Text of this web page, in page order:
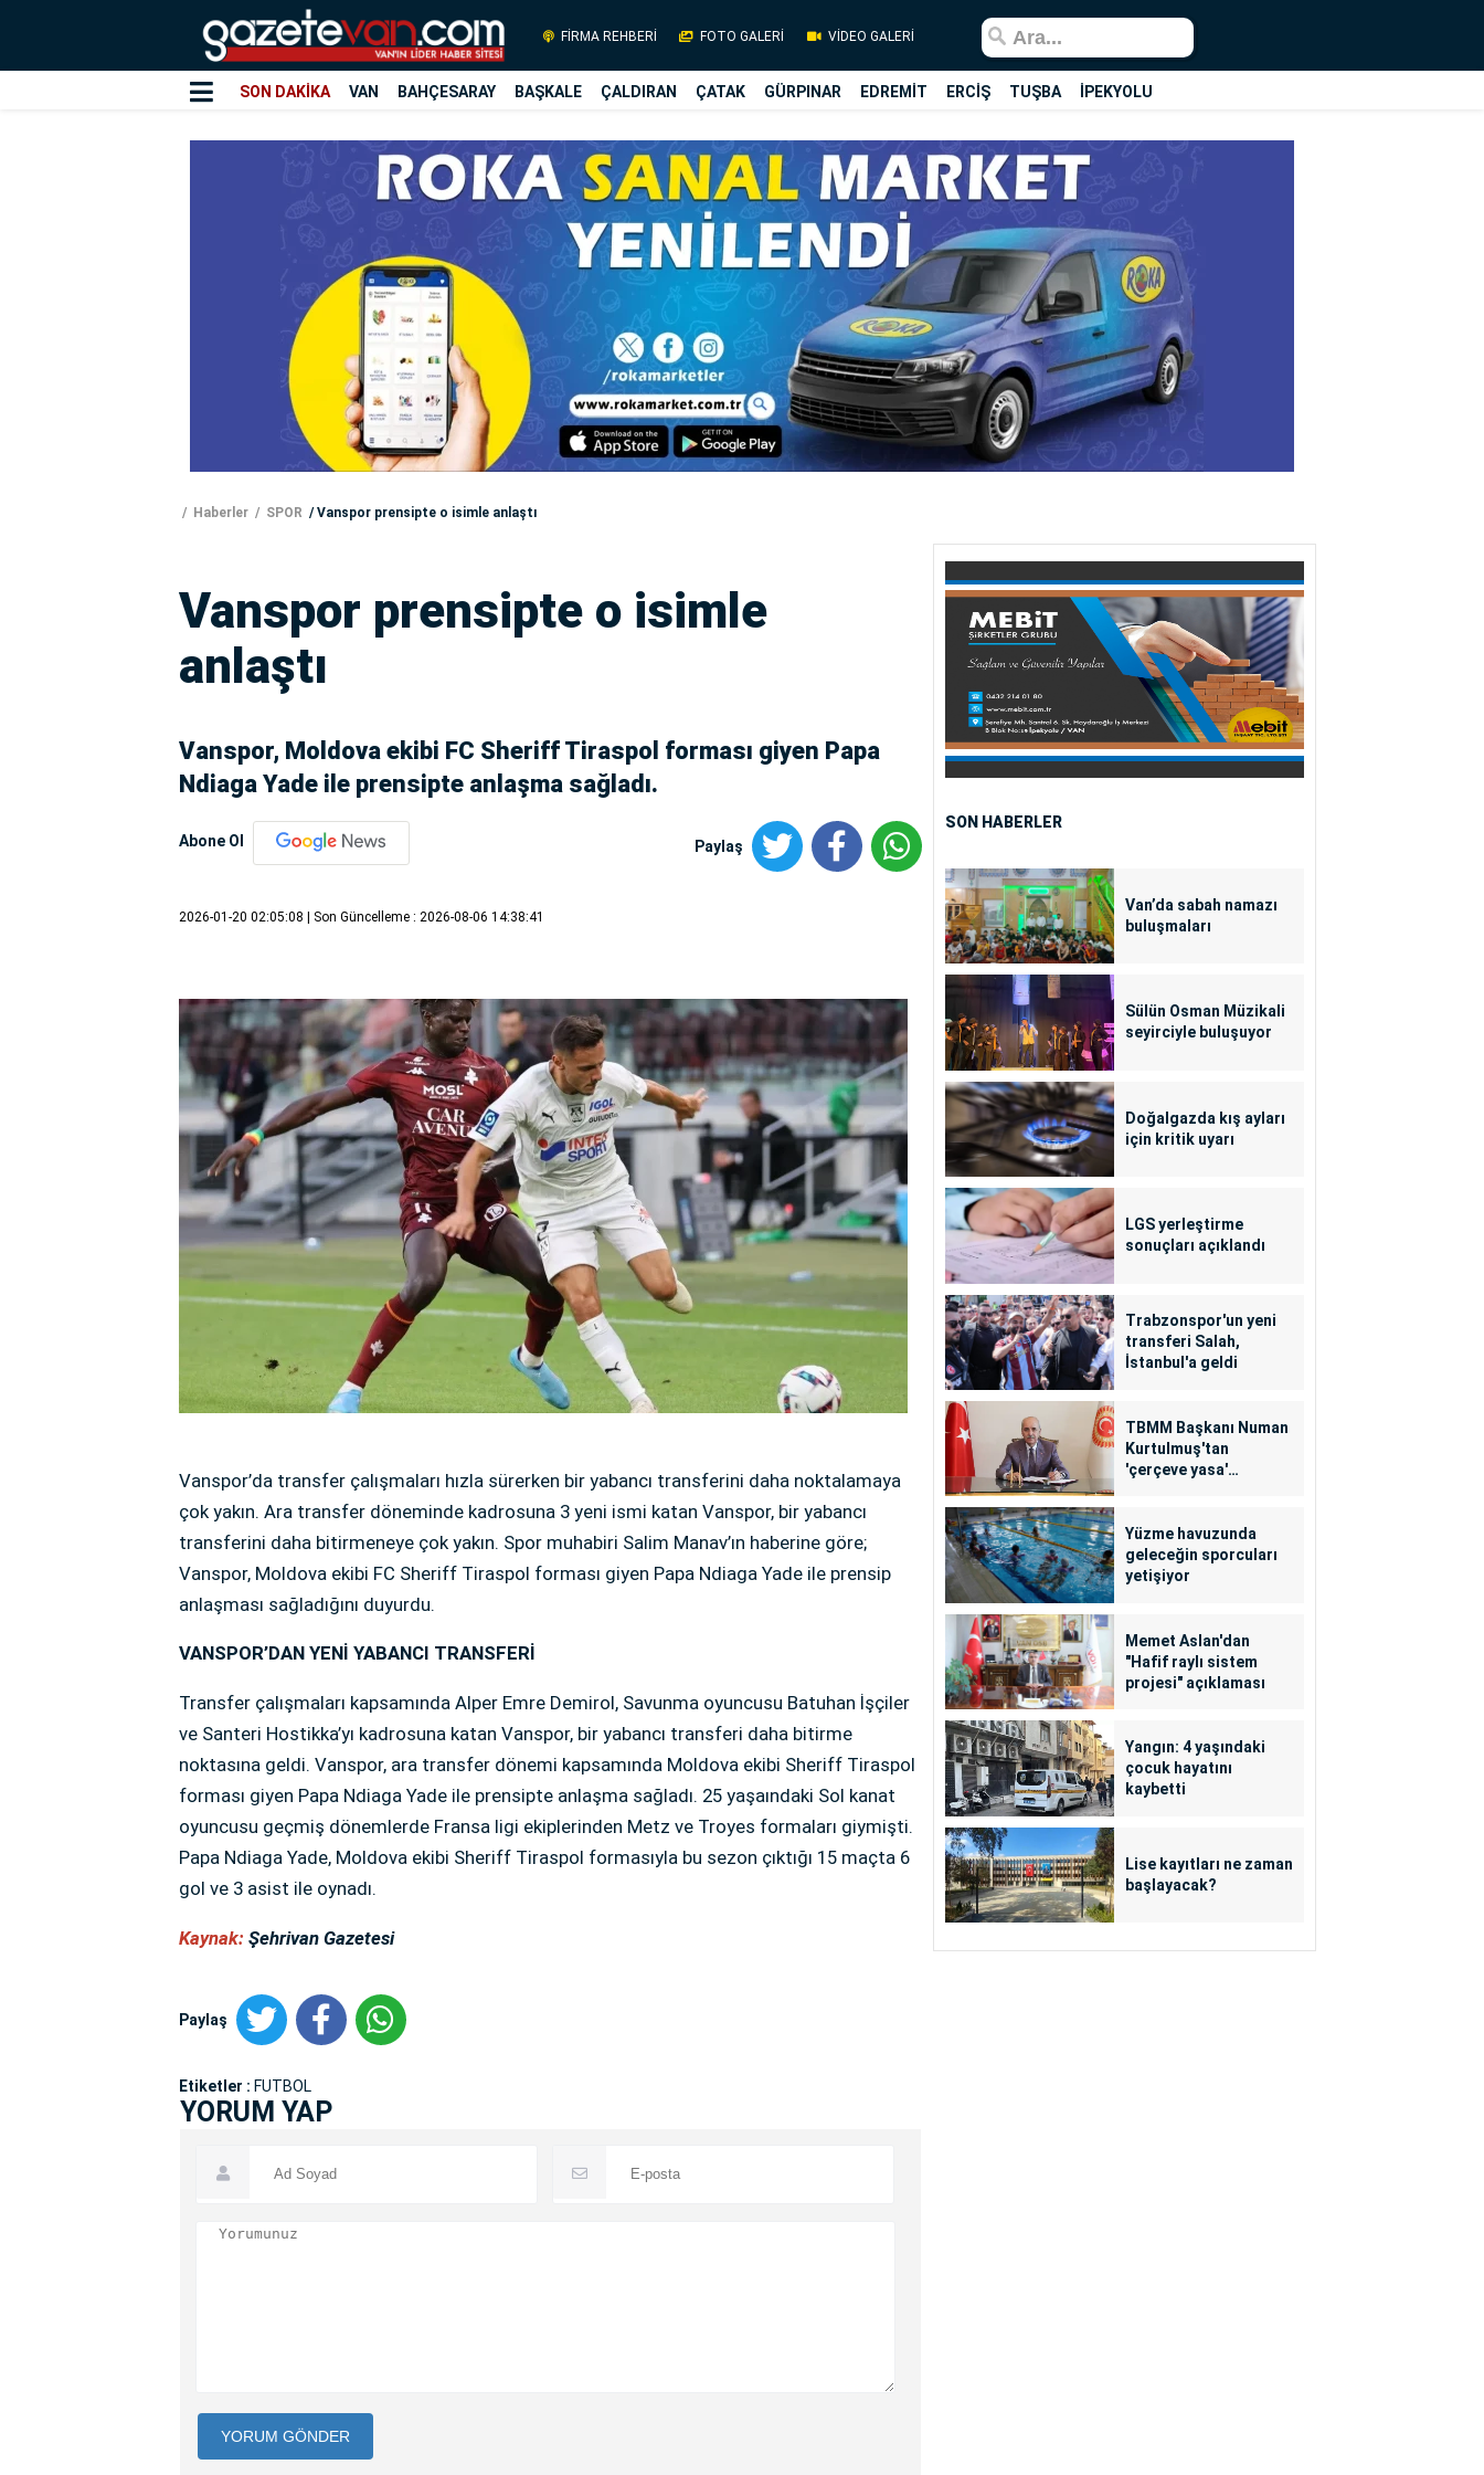
FİRMA REHBERİ FOTO GALERİ VİDEO GALERİ
SON DAKİKA VAN BAHÇESARAY BAŞKALE ÇALDIRAN ÇATAK GÜRPINAR EDREMİT ERCİŞ TUŞBA İPEKYOLU
Haberler SPOR Vanspor prensipte o isimle anlaştı
Vanspor prensipte o isimle
anlaştı
Vanspor, Moldova ekibi FC Sheriff Tiraspol forması giyen Papa
Ndiaga Yade ile prensipte anlaşma sağladı.
Abone Ol Paylaş
2026-01-20 02:05:08 | Son Güncelleme : 2026-08-06 14:38:41
Vanspor’da transfer çalışmaları hızla sürerken bir yabancı transferini daha noktalamaya
çok yakın. Ara transfer döneminde kadrosuna 3 yeni ismi katan Vanspor, bir yabancı
transferini daha bitirmeneye çok yakın. Spor muhabiri Salim Manav’ın haberine göre;
Vanspor, Moldova ekibi FC Sheriff Tiraspol forması giyen Papa Ndiaga Yade ile prensip
anlaşması sağladığını duyurdu.
VANSPOR’DAN YENİ YABANCI TRANSFERİ
Transfer çalışmaları kapsamında Alper Emre Demirol, Savunma oyuncusu Batuhan İşçiler
ve Santeri Hostikka’yı kadrosuna katan Vanspor, bir yabancı transferi daha bitirme
noktasına geldi. Vanspor, ara transfer dönemi kapsamında Moldova ekibi Sheriff Tiraspol
forması giyen Papa Ndiaga Yade ile prensipte anlaşma sağladı. 25 yaşaındaki Sol kanat
oyuncusu geçmiş dönemlerde Fransa ligi ekiplerinden Metz ve Troyes formaları giymişti.
Papa Ndiaga Yade, Moldova ekibi Sheriff Tiraspol formasıyla bu sezon çıktığı 15 maçta 6
gol ve 3 asist ile oynadı.
Kaynak: Şehrivan Gazetesi
Paylaş
Etiketler : FUTBOL
YORUM YAP
YORUM GÖNDER
SON HABERLER
Van’da sabah namazı
buluşmaları
Sülün Osman Müzikali
seyirciyle buluşuyor
Doğalgazda kış ayları
için kritik uyarı
LGS yerleştirme
sonuçları açıklandı
Trabzonspor'un yeni
transferi Salah,
İstanbul'a geldi
TBMM Başkanı Numan
Kurtulmuş'tan
'çerçeve yasa'
Yüzme havuzunda
geleceğin sporcuları
yetişiyor
Memet Aslan'dan
"Hafif raylı sistem
projesi" açıklaması
Yangın: 4 yaşındaki
çocuk hayatını
kaybetti
Lise kayıtları ne zaman
başlayacak?